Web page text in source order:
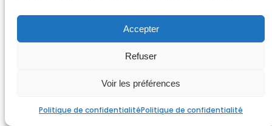
Accepter
Refuser
Voir les préférences
Politique de confidentialitéPolitique de confidentialité
Politique de confidentialité